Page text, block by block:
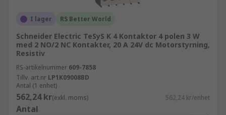
I lager RS Better World
Schneider Electric TeSyS K 4 Kontaktor 4 polen 3 W
med 2 NO/2 NC Kontakter, 20 A 24V dc Motorstyrning,
Resistiv
RS-artikelnummer 609-7858
Tillv. art.nr LP1K09008BD
Antal (1 enhet)
562,24 kr(exkl. moms) 562,24 kr/enhet
Antal